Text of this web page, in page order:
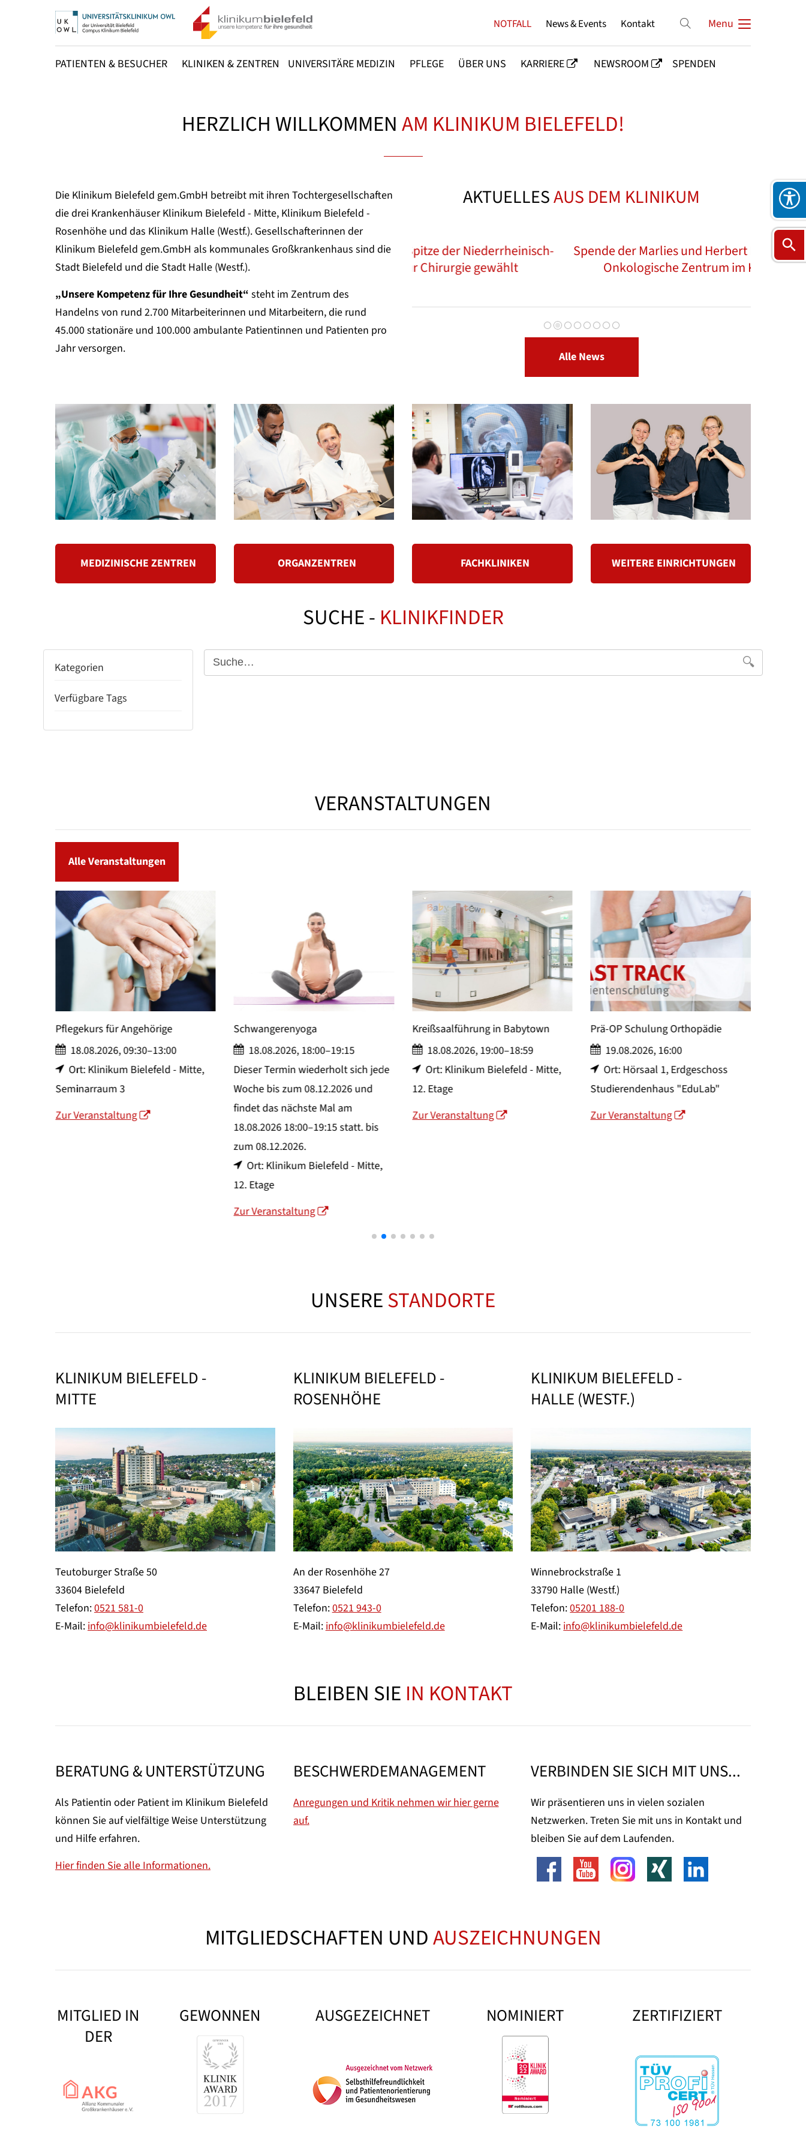
Menu
PATIENTEN & BESUCHER KLINIKEN & ZENTREN UNIVERSITÄRE MEDIZIN PFLEGE ÜBER UNS KARRIERE NEWSROOM SPENDEN
NOTFALL News & Events Kontakt
HERZLICH WILLKOMMEN AM KLINIKUM BIELEFELD!
Die Klinikum Bielefeld gem.GmbH betreibt mit ihren Tochtergesellschaften
die drei Krankenhäuser Klinikum Bielefeld - Mitte, Klinikum Bielefeld -
Rosenhöhe und das Klinikum Halle (Westf.). Gesellschafterinnen der
Klinikum Bielefeld gem.GmbH als kommunales Großkrankenhaus sind die
Stadt Bielefeld und die Stadt Halle (Westf.).
„Unsere Kompetenz für Ihre Gesundheit“ steht im Zentrum des
Handelns von rund 2.700 Mitarbeiterinnen und Mitarbeitern, die rund
45.000 stationäre und 100.000 ambulante Patientinnen und Patienten pro
Jahr versorgen.
AKTUELLESAUS DEM KLINIKUM
Dr. med. Marcel Binnebösel an die Spitze der Niederrheinisch-
Westfälischen Gesellschaft für Chirurgie gewählt
Weiter
Spende der Marlies und Herbert Repkow Stiftung an das
Onkologische Zentrum im Klinikum Bielefeld
Weiter
RalfDr.
Klinikum Bielefeld schließt Geschäftsjahr 2025 mit
Jahresüberschuss ab / Reformen erfordern andauernde
Flexibilität
357.000 EUR
Weiter
Zurück Vorwärts
Alle News
MEDIZINISCHE ZENTREN ORGANZENTREN FACHKLINIKEN WEITERE EINRICHTUNGEN
SUCHE - KLINIKFINDER
Kategorien
Verfügbare Tags
🔍
VERANSTALTUNGEN
Alle Veranstaltungen
Pflegekurs für Angehörige
18.08.2026, 09:30–13:00
Ort: Klinikum Bielefeld - Mitte,
Seminarraum 3
Zur Veranstaltung
Schwangerenyoga
18.08.2026, 18:00–19:15
Dieser Termin wiederholt sich jede
Woche bis zum 08.12.2026 und
findet das nächste Mal am
18.08.2026 18:00–19:15statt. bis
zum 08.12.2026.
Ort: Klinikum Bielefeld - Mitte,
Zur Veranstaltung
Kreißsaalführung in Babytown
18.08.2026, 19:00–18:59
Ort: Klinikum Bielefeld - Mitte,
12. Etage
Zur Veranstaltung
Prä-OP Schulung Orthopädie
19.08.2026, 16:00
Ort: Hörsaal 1, Erdgeschoss
Studierendenhaus "EduLab"
Zur Veranstaltung
UNSERESTANDORTE
KLINIKUM BIELEFELD -
MITTE
Teutoburger Straße 50
33604 Bielefeld
Telefon:0521 581-0
E-Mail:info@klinikumbielefeld.de
KLINIKUM BIELEFELD -
ROSENHÖHE
An der Rosenhöhe 27
33647 Bielefeld
Telefon:0521 943-0
E-Mail:info@klinikumbielefeld.de
KLINIKUM BIELEFELD -
HALLE (WESTF.)
Winnebrockstraße 1
33790 Halle (Westf.)
Telefon:05201 188-0
E-Mail:info@klinikumbielefeld.de
BLEIBEN SIE IN KONTAKT
BERATUNG & UNTERSTÜTZUNG
Als Patientin oder Patient im Klinikum Bielefeld
können Sie auf vielfältige Weise Unterstützung
und Hilfe erfahren.
Hier finden Sie alle Informationen.
BESCHWERDEMANAGEMENT
Anregungen und Kritik nehmen wir hier gerne
auf.
VERBINDEN SIE SICH MIT UNS...
Wir präsentieren uns in vielen sozialen
Netzwerken. Treten Sie mit uns in Kontakt und
bleiben Sie auf dem Laufenden.
MITGLIEDSCHAFTEN UNDAUSZEICHNUNGEN
MITGLIED IN
DER
GEWONNEN AUSGEZEICHNET NOMINIERT ZERTIFIZIERT